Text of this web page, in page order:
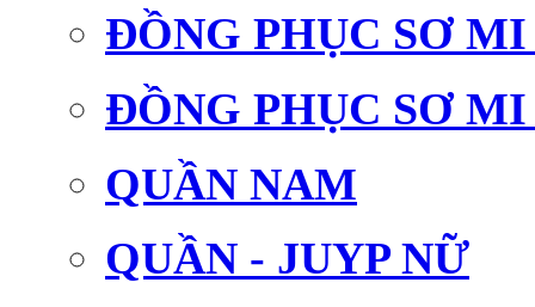
ĐỒNG PHỤC SƠ
ĐỒNG PHỤC SƠ
QUẦN NAM
QUẦN - JUYP NỮ